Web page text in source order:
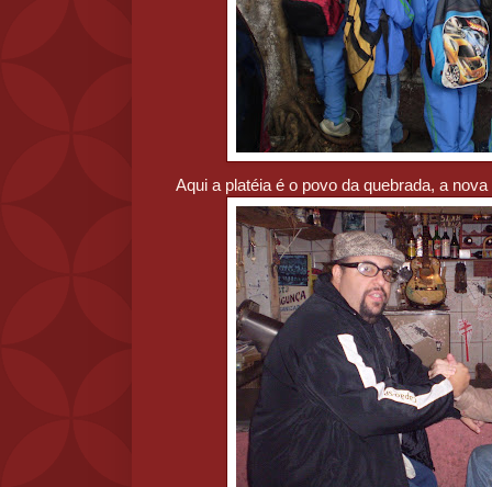
Aqui a platéia é o povo da quebrada, a